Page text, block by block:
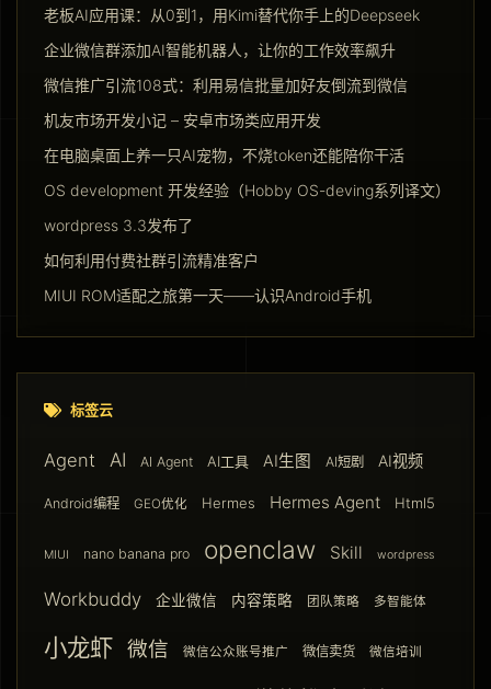
老板AI应用课：从0到1，用Kimi替代你手上的Deepseek
企业微信群添加AI智能机器人，让你的工作效率飙升
微信推广引流108式：利用易信批量加好友倒流到微信
机友市场开发小记 – 安卓市场类应用开发
在电脑桌面上养一只AI宠物，不烧token还能陪你干活
OS development 开发经验（Hobby OS-deving系列译文）
wordpress 3.3发布了
如何利用付费社群引流精准客户
MIUI ROM适配之旅第一天——认识Android手机
标签云
Agent AI AI Agent AI工具 AI生图 AI短剧 AI视频
Android编程 GEO优化 Hermes Hermes Agent Html5
MIUI nano banana pro openclaw Skill wordpress
Workbuddy 企业微信 内容策略 团队策略 多智能体
小龙虾 微信 微信公众账号推广 微信卖货 微信培训